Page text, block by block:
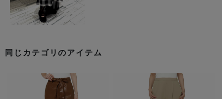
同じカテゴリのアイテム